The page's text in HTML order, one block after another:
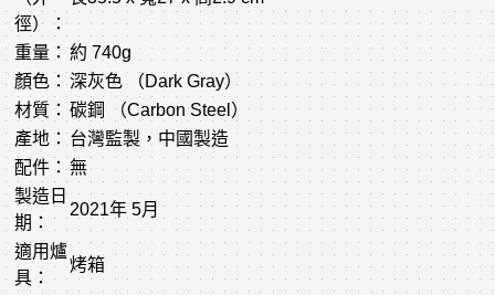
徑）：
重量：約 740g
顏色：深灰色 （Dark Gray）
材質：碳鋼 （Carbon Steel）
產地：台灣監製，中國製造
配件：無
製造日
期：
2021年 5月
適用爐
具：
烤箱